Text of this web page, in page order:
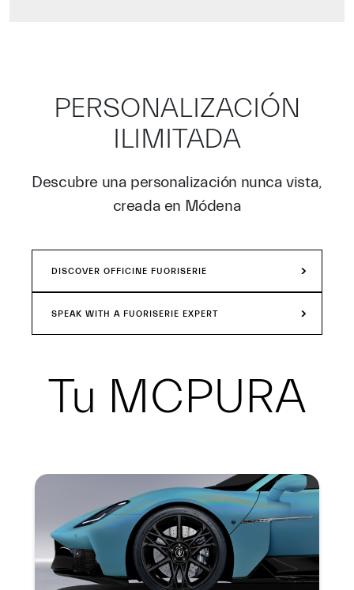
PERSONALIZACIÓN
ILIMITADA
Descubre una personalización nunca vista,
creada en Módena
DISCOVER OFFICINE FUORISERIE
SPEAK WITH A FUORISERIE EXPERT
Tu MCPURA
Resumen